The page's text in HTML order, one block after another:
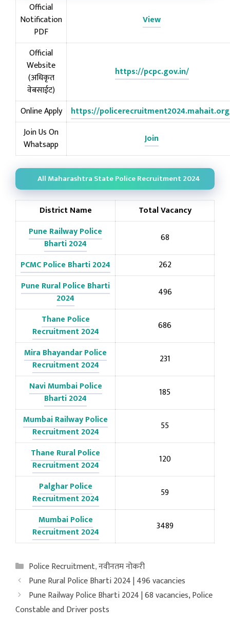
Official
Notification
PDF
View
Official
Website
(अधिकृत
वेबसाईट)
https://pcpc.gov.in/
Online Apply
https://
Join Us On
Whatsapp
Join
All Maharashtra State Police Recruitment 2024
District Name
Total Vacancy
Pune Railway Police
Bharti 2024
68
PCMC Police Bharti 2024
262
Pune Rural Police Bharti
2024
496
Thane Police
Recruitment 2024
686
Mira Bhayandar Police
Recruitment 2024
231
Navi Mumbai Police
Bharti 2024
185
Mumbai Railway Police
Recruitment 2024
55
Thane Rural Police
Recruitment 2024
120
Palghar Police
Recruitment 2024
59
Mumbai Police
Recruitment 2024
3489
Categories
Police Recruitment,नवीनतम नोकरी
Pune Rural Police Bharti 2024 | 496 vacancies
Pune Railway Police Bharti 2024 | 68 vacancies, Police
Constable and Driver posts